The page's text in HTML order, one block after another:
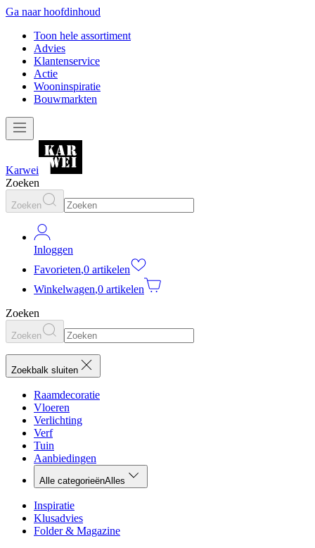
Ga naar hoofdinhoud
Toon hele assortiment
Advies
Klantenservice
Actie
Wooninspiratie
Bouwmarkten
Karwei
Zoeken
Zoeken
Inloggen
Favorieten,0 artikelen
Winkelwagen,0 artikelen
Zoeken
Zoeken
Zoekbalk sluiten
Raamdecoratie
Vloeren
Verlichting
Verf
Tuin
Aanbiedingen
Alle categorieënAlles
Inspiratie
Klusadvies
Folder & Magazine